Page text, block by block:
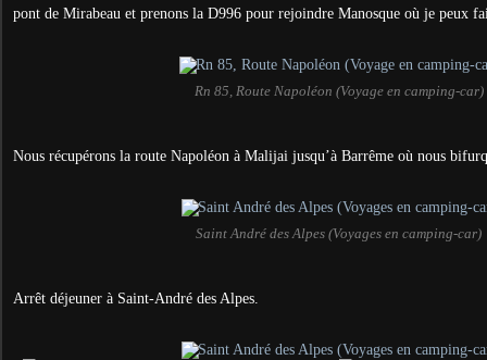
pont de Mirabeau et prenons la D996 pour rejoindre Manosque où je peux
Rn 85, Route Napoléon (Voyage en camping-car)
Nous récupérons la route Napoléon à Malijai jusqu’à Barrême où nous
Saint André des Alpes (Voyages en camping-car)
Arrêt déjeuner à Saint-André des Alpes.